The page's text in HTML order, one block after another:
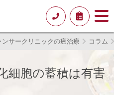
サークリニックの癌治療 コラム
細胞の蓄積は有害